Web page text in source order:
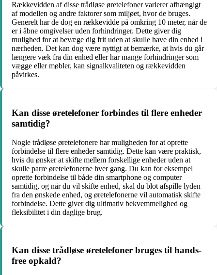
Rækkevidden af disse trådløse øretelefoner varierer afhængigt
af modellen og andre faktorer som miljøet, hvor de bruges.
Generelt har de dog en rækkevidde på omkring 10 meter, når de
er i åbne omgivelser uden forhindringer. Dette giver dig
mulighed for at bevæge dig frit uden at skulle have din enhed i
nærheden. Det kan dog være nyttigt at bemærke, at hvis du går
længere væk fra din enhed eller har mange forhindringer som
vægge eller møbler, kan signalkvaliteten og rækkevidden
påvirkes.
Kan disse øretelefoner forbindes til flere enheder
samtidig?
Nogle trådløse øretelefonere har muligheden for at oprette
forbindelse til flere enheder samtidig. Dette kan være praktisk,
hvis du ønsker at skifte mellem forskellige enheder uden at
skulle parre øretelefonerne hver gang. Du kan for eksempel
oprette forbindelse til både din smartphone og computer
samtidig, og når du vil skifte enhed, skal du blot afspille lyden
fra den ønskede enhed, og øretelefonerne vil automatisk skifte
forbindelse. Dette giver dig ultimativ bekvemmelighed og
fleksibilitet i din daglige brug.
Kan disse trådløse øretelefoner bruges til hands-
free opkald?